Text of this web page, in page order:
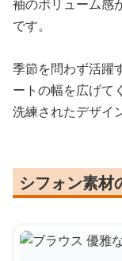
袖のボリューム感
です。
季節を問わず活躍
ートの幅を広げて
洗練されたデザイ
シフォン素材